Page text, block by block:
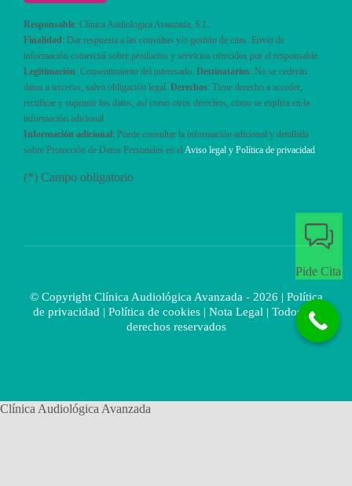
Responsable: Clínica Audiologica Avanzada, S.L.
Finalidad: Dar respuesta a las consultas y/o gestión de citas. Envío de
información comercial sobre productos y servicios ofrecidos por el responsable.
Legitimación: Consentimiento del interesado. Destinatarios: No se cederán
datos a terceros, salvo obligación legal. Derechos: Tiene derecho a acceder,
rectificar y suprimir los datos, así como otros derechos, como se explica en la
información adicional
Información adicional: Puede consultar la información adicional y detallada
sobre Protección de Datos Personales en el Aviso legal y Política de privacidad
(*) Campo obligatorio
© Copyright Clínica Audiológica Avanzada - 2026 | Política
de privacidad | Política de cookies | Nota Legal | Todos los
derechos reservados
Pide Cita
Clínica Audiológica Avanzada